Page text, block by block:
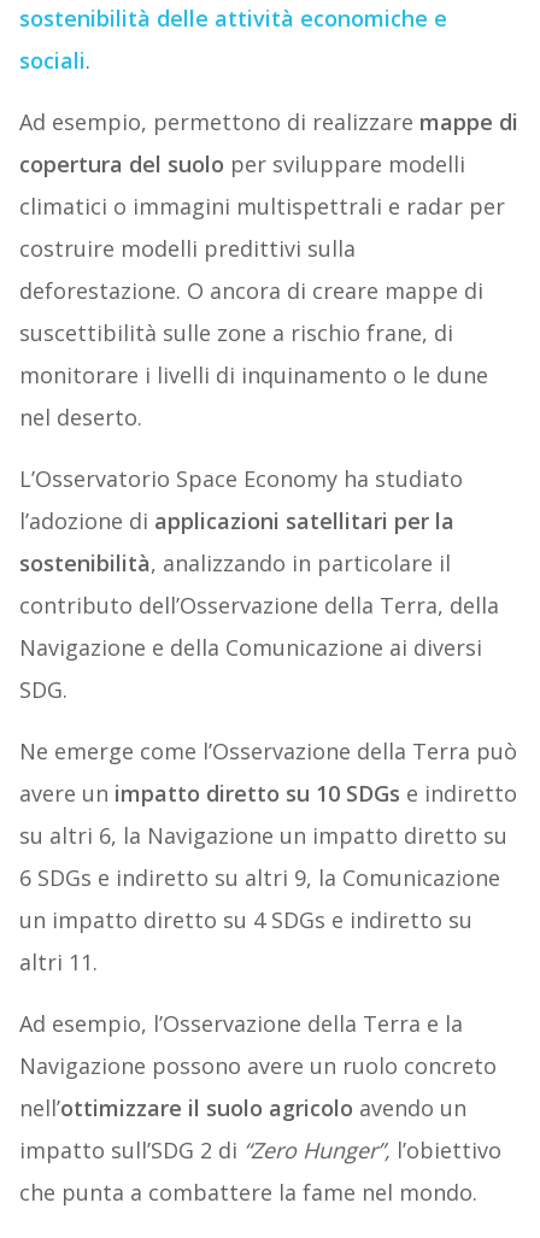
sostenibilità delle attività economiche e
sociali.
Ad esempio, permettono di realizzare mappe di
copertura del suolo per sviluppare modelli
climatici o immagini multispettrali e radar per
costruire modelli predittivi sulla
deforestazione. O ancora di creare mappe di
suscettibilità sulle zone a rischio frane, di
monitorare i livelli di inquinamento o le dune
nel deserto.
L’Osservatorio Space Economy ha studiato
l’adozione di applicazioni satellitari per la
sostenibilità, analizzando in particolare il
contributo dell’Osservazione della Terra, della
Navigazione e della Comunicazione ai diversi
SDG.
Ne emerge come l’Osservazione della Terra può
avere un impatto diretto su 10 SDGs e indiretto
su altri 6, la Navigazione un impatto diretto su
6 SDGs e indiretto su altri 9, la Comunicazione
un impatto diretto su 4 SDGs e indiretto su
altri 11.
Ad esempio, l’Osservazione della Terra e la
Navigazione possono avere un ruolo concreto
nell’ottimizzare il suolo agricolo avendo un
impatto sull’SDG 2 di “Zero Hunger”, l’obiettivo
che punta a combattere la fame nel mondo.